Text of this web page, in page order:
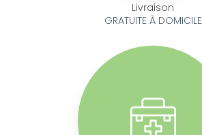
Livraison
GRATUITE À DOMICILE